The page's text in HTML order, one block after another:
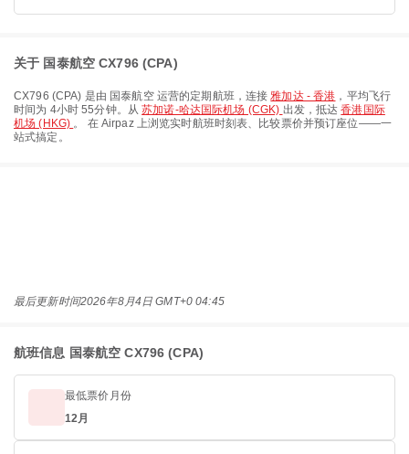
关于 国泰航空 CX796 (CPA)
CX796 (CPA) 是由 国泰航空运营的定期航班，连接雅加达 - 香港 ，平均飞行
时间为 4小时 55分钟。从苏加诺-哈达国际机场 (CGK) 出发，抵达香港国际
机场 (HKG) 。 在 Airpaz 上浏览实时航班时刻表、比较票价并预订座位——一
站式搞定。
最后更新时间2026年8月4日 GMT+0 04:45
航班信息 国泰航空 CX796 (CPA)
最低票价月份
12月